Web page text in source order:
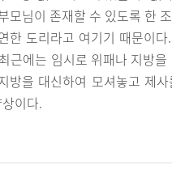
모님이 존재할 수 있도록 한
한 도리라고 여기기 때문이
근에는 임시로 위패나 지방
방을 대신하여 모셔놓고 제
이다.